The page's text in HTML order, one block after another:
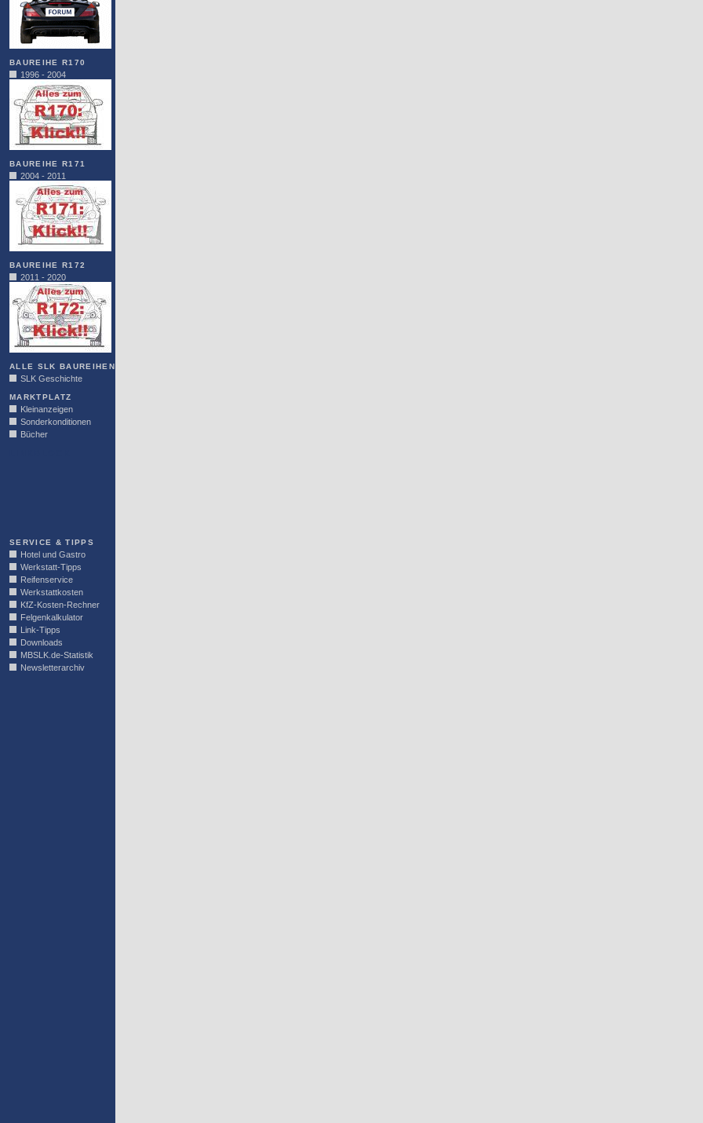
BAUREIHE R170
1996 - 2004
BAUREIHE R171
2004 - 2011
BAUREIHE R172
2011 - 2020
ALLE SLK BAUREIHEN
SLK Geschichte
MARKTPLATZ
Kleinanzeigen
Sonderkonditionen
Bücher
SERVICE & TIPPS
Hotel und Gastro
Werkstatt-Tipps
Reifenservice
Werkstattkosten
KfZ-Kosten-Rechner
Felgenkalkulator
Link-Tipps
Downloads
MBSLK.de-Statistik
Newsletterarchiv